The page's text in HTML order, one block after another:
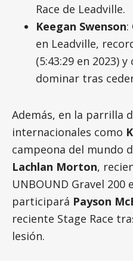
Race de Leadville.
Keegan Swenson:
en Leadville,
(5:43:29 en 2023)
dominar tras
Además, en la parrilla
internacionales como
campeona del mundo
Lachlan Morton,
UNBOUND Gravel 200
participará Payson
reciente Stage Race
lesión.